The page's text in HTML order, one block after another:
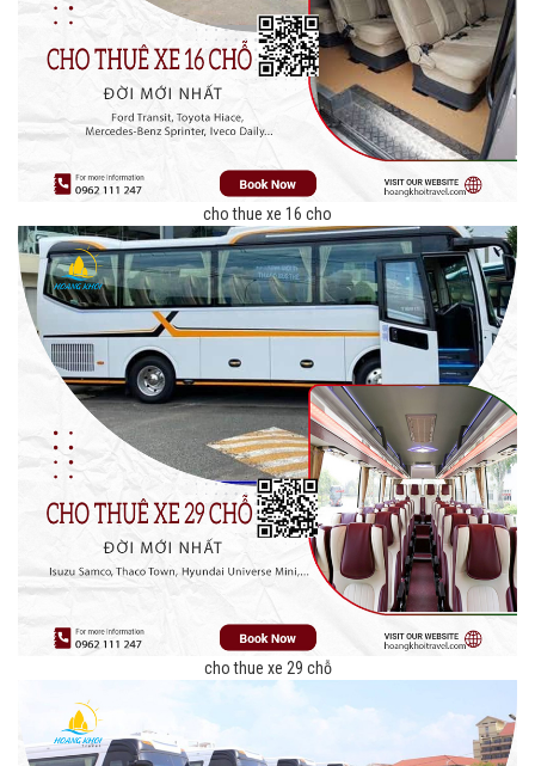
cho thue xe 16 cho
cho thue xe 29 chỗ